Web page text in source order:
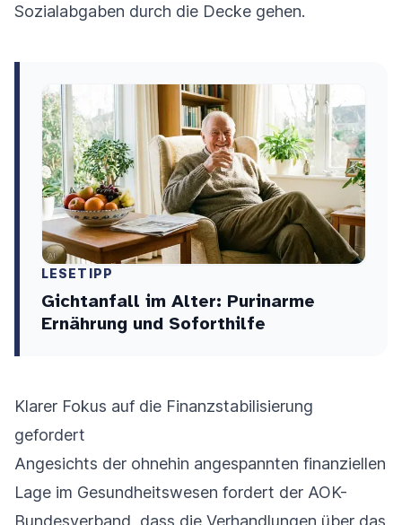
Sozialabgaben durch die Decke gehen.
LESETIPP
Gichtanfall im Alter: Purinarme
Ernährung und Soforthilfe
Klarer Fokus auf die Finanzstabilisierung
gefordert
Angesichts der ohnehin angespannten finanziellen
Lage im Gesundheitswesen fordert der AOK-
Bundesverband, dass die Verhandlungen über das